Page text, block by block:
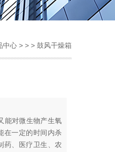
中心 > > > 鼓风干燥箱
能对微生物产生氧
在一定的时间内杀
药、医疗卫生、农